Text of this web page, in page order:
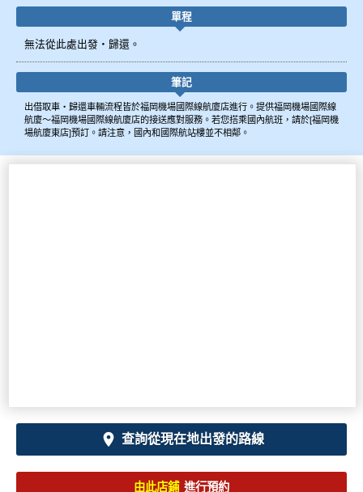
單程
無法從此處出發・歸還。
筆記
出借取車・歸還車輛流程皆於福岡機場國際線航廈店進行。提供福岡機場國際線
航廈～福岡機場國際線航廈店的接送應對服務。若您搭乘國內航班，請於[福岡機
場航廈東店]預訂。請注意，國內和國際航站樓並不相鄰。
查詢從現在地出發的路線
由此店鋪 進行預約